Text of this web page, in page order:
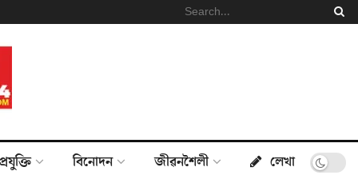
প্ৰযুক্তি বিনোদন জীৱনশৈলী লেখা